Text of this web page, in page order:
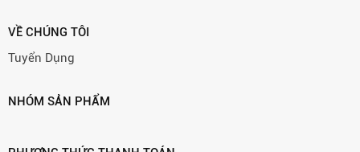
VỀ CHÚNG TÔI
Tuyển Dụng
NHÓM SẢN PHẨM